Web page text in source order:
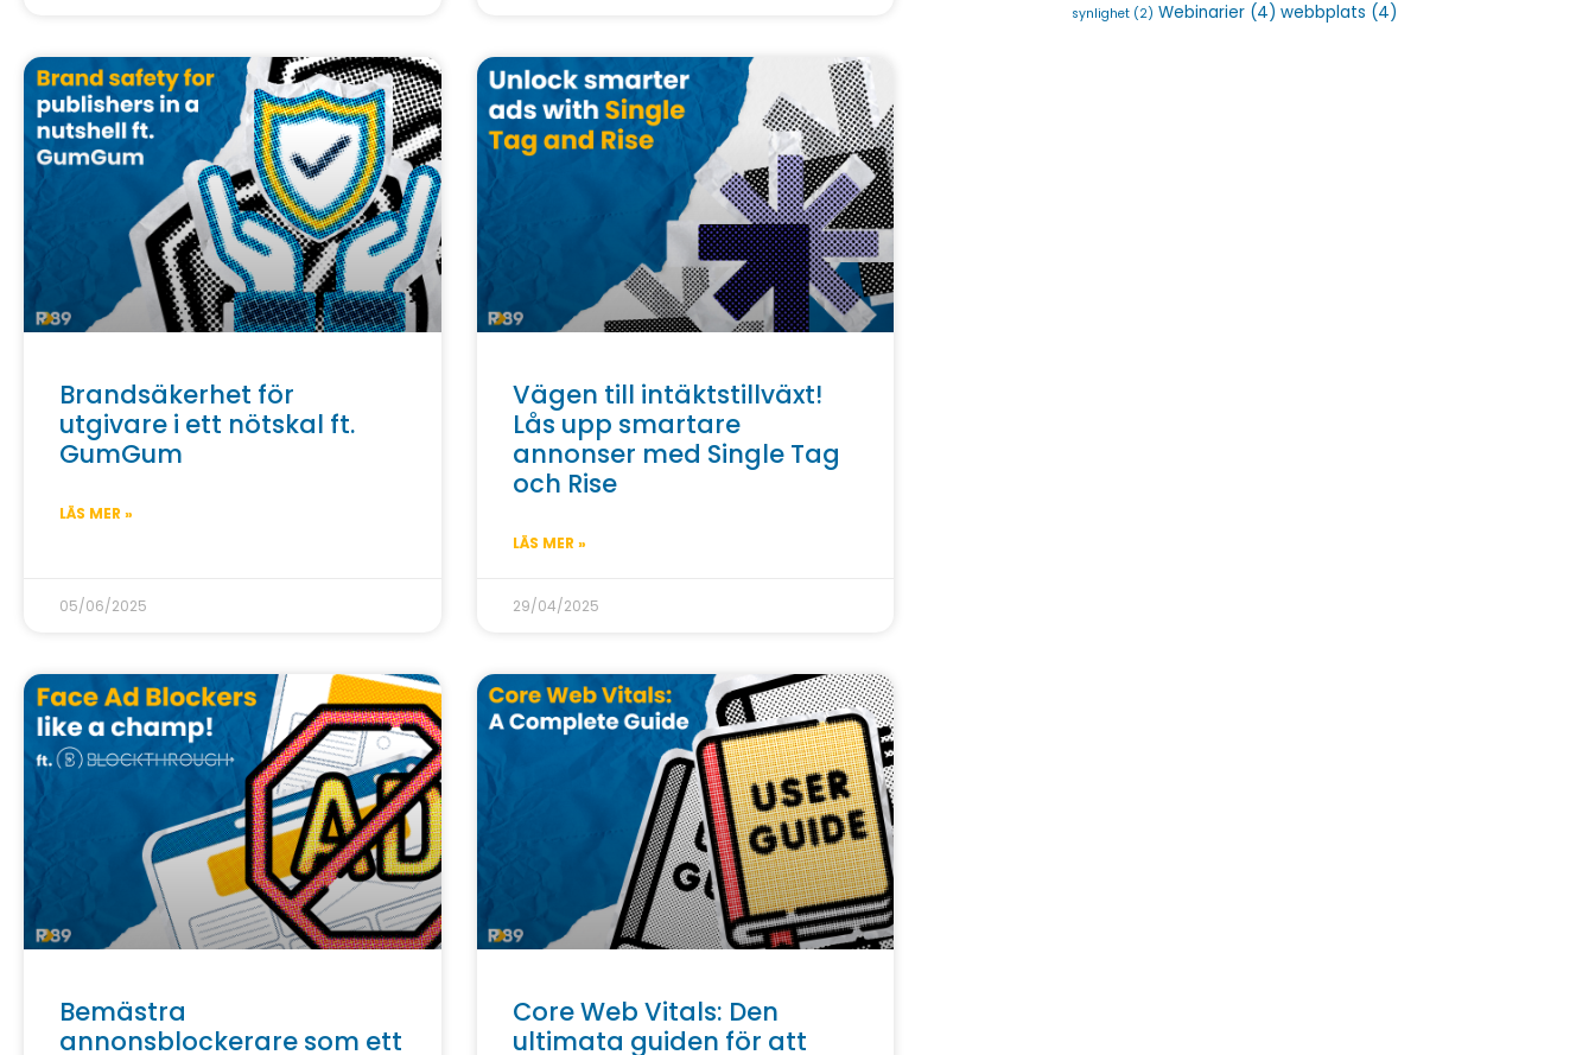
Brandsäkerhet för
utgivare i ett nötskal ft.
GumGum
LÄS MER »
05/06/2025
Vägen till intäktstillväxt!
Lås upp smartare
annonser med Single Tag
och Rise
LÄS MER »
29/04/2025
Bemästra
annonsblockerare som ett
Core Web Vitals: Den
ultimata guiden för att
synlighet (2) Webinarier (4) webbplats (4)